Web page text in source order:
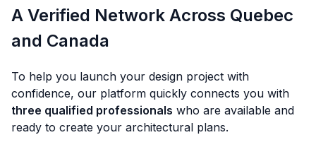
A Verified Network Across Quebec
and Canada
To help you launch your design project with
confidence, our platform quickly connects you with
three qualified professionals who are available and
ready to create your architectural plans.